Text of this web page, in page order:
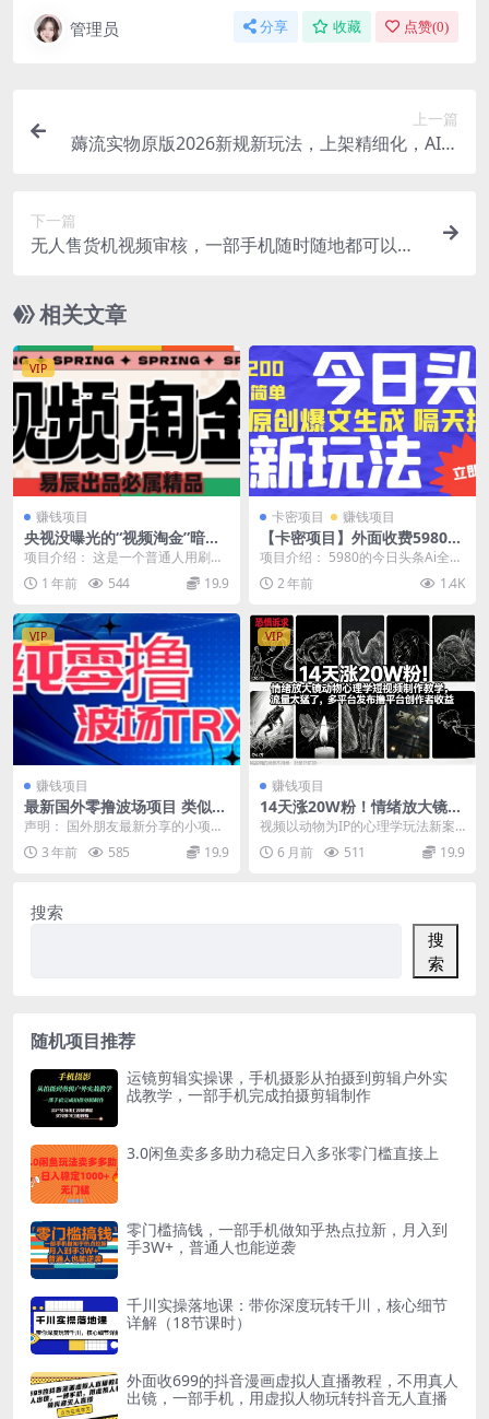
管理员 分享 收藏 点赞(0)
上一篇
薅流实物原版2026新规新玩法，上架精细化，AI优
下一篇
无人售货机视频审核，一部手机随时随地都可以
相关文章
VIP
赚钱项目
央视没曝光的“视频淘金”暗
流：中年人正在批量注册小号
项目介绍： 这是一个普通人用刷视
频的时间就能赚钱的副业项目。我
们专为小白设计，无...
1 年前 544 19.9
卡密项目 赚钱项目
【卡密项目】外面收费5980的
今日头条AI全自动挂机项目，
号称单机日入500+【挂机助手
+使用教程】
项目介绍： 5980的今日头条Ai全自
动挂机脚本 了解这个项目的人都知
道 爆款文...
2 年前 1.4K
VIP
赚钱项目
最新国外零撸波场项目 类似空
投,目前单窗口一天可撸10-15
+【详细玩法教程】
声明： 国外朋友最新分享的小项目
该教程仅分享给懂的人，小白请勿
学习 会科学上网...
3 年前 585 19.9
VIP
赚钱项目
14天涨20W粉！情绪放大镜动
物心理学短视频制作教学，流
量太猛了，多平台发布撸平台
创作者收益
视频以动物为IP的心理学玩法新案
例，特别有意思 博主账号从起号到
现在半个月不到，...
6 月前 511 19.9
搜索
搜
索
随机项目推荐
运镜剪辑实操课，手机摄影从拍摄到剪辑户外实
战教学，一部手机完成拍摄剪辑制作
3.0闲鱼卖多多助力稳定日入多张零门槛直接上
零门槛搞钱，一部手机做知乎热点拉新，月入到
手3W+，普通人也能逆袭
千川实操落地课：带你深度玩转千川，核心细节
详解（18节课时）
外面收699的抖音漫画虚拟人直播教程，不用真人
出镜，一部手机，用虚拟人物玩转抖音无人直播